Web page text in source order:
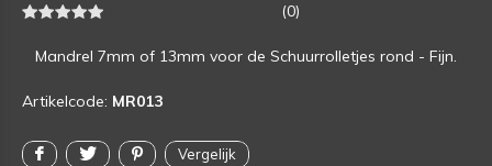
(0)
Mandrel 7mm of 13mm voor de Schuurrolletjes rond - Fijn.
Artikelcode: MR013
Vergelijk